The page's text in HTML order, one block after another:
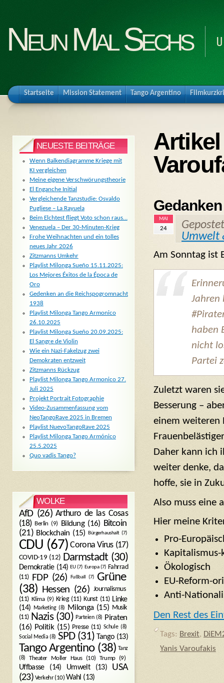
Neun Mal Sechs
Startseite Mission Statement Tango Argentino
MAI
24
Umwelt
Am Sonntag ist
Jahren
haben
nicht
Partei
Zuletzt waren
Besserung –
einem weiteren
Daher kann ich
weiter denke,
hoffe, sie in
Also muss eine
Hier meine
Pro-
Ökologisch
EU-Reform-
Anti-
Den Rest des
Tags: Brexit,
Yanis Varoufakis
NEUESTE BEITRÄGE
Wenn Balkendiagramme Kriege mit
KI vergleichen
Meine eigene Verschwörungstheorie
El Enganche Initial
Vergleichende Tanzstudie: Osvaldo
Pugliese – La Rayuela
Beim Elchtest fliegt Voto schon raus…
Venezuela – Der 30-Minuten-Krieg
Frohe Weihnachten und ein tolles
neues Jahr 2026
Zitzmanns Umkehr
Playlist Milonga Sueño 15.11.2025:
Los Mejores Éxitos de la Época de
Oro
Gedenken an die Reichspogromnacht
1938
Playlist Milonga Tango Armonico
26.10.2025
Playlist Milonga Sueño 20.09.2025:
El Sangre de Violin
Wie ein Nazi-Fakelzug zwei
Demokraten entzweit
Zitzmanns Rückzug
Playlist Milonga Tango Armonico 27.
Juli 2025
Projekt Portrait Fotographie
Video-Zusammenfassung vom
NeoTangoRave 2025 in Bremen
Playlist NuevoTangoRave 2025
Playlist Milonga Tango Armónico
25.5.2025
Quo vadis Tango?
WOLKE
AfD(26) Arthuro de las Cosas
(18) Berlin (9) Bildung(16) Bitcoin
(21) Blockchain (15) Bürgerhaushalt (7)
CDU (67) Corona Virus(17)
COVID-19 (12) Darmstadt (30)
Demokratie(14) EU(7) Europa(7) Fahrrad
(11)
FDP(26) Fußball (7)
Grüne
(38) Hessen (26) Journalismus
(11) Klima(9) Krieg(11) Kunst(11) Linke
(14) Marketing(8) Milonga(15) Musik
(11) Nazis(30) Parteien(8) Piraten
(16) Politik(15) Presse(11) Schule(8)
Social Media (8) SPD(31) Tango(13)
Tango Argentino(38) Tanz
(8)
Theater Moller Haus(10) Trump(9)
Uffbasse(14) Umwelt(13)
USA
(23) Verkehr(10) Wahl (13)